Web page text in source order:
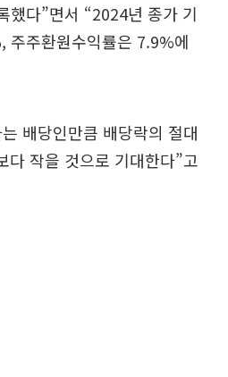
했다”면서 “2024년 종가 기
주주환원수익률은 7.9%에
배당인만큼 배당락의 절대
다 작을 것으로 기대한다”고